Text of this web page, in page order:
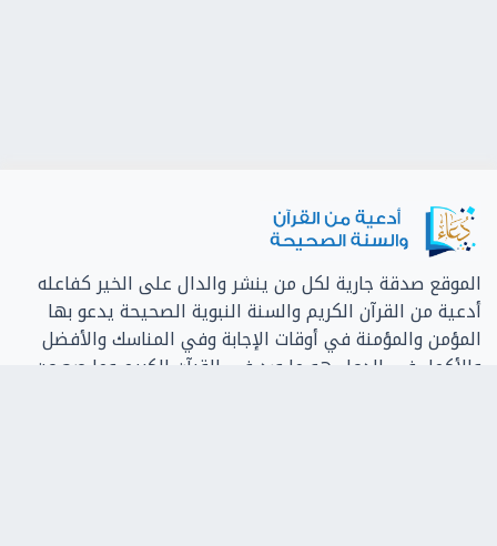
الموقع صدقة جارية لكل من ينشر والدال على الخير كفاعله
أدعية من القرآن الكريم والسنة النبوية الصحيحة يدعو بها
المؤمن والمؤمنة في أوقات الإجابة وفي المناسك والأفضل
والأكمل في الدعاء هو ما ورد في القرآن الكريم وما صح عن